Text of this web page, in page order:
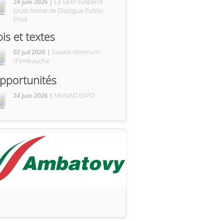
24 juin 2026 |
toute forme de Dialogue Public-
Privé
et textes
02 juil 2026 | Salaire minimum
d'embauche
24 juin 2026 | MUSIAD EXPO